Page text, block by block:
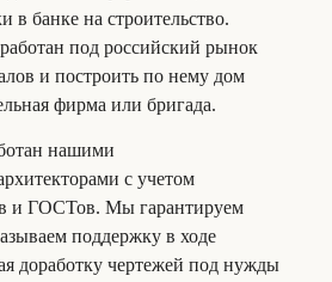
в банке на строительство.
под российский рынок
и построить по нему дом
фирма или бригада.
нашими
с учетом
и ГОСТов. Мы гарантируем
поддержку в ходе
доработку чертежей под нужды